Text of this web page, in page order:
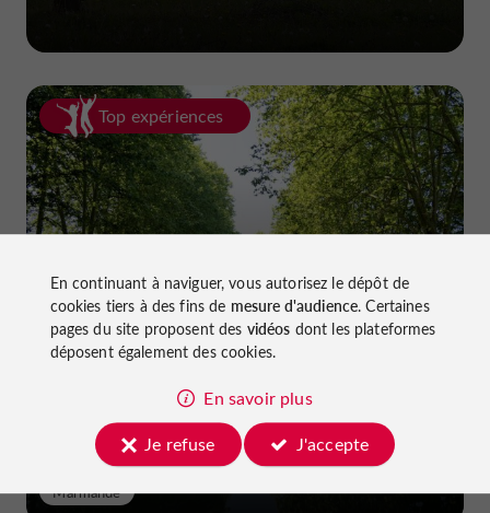
Top expériences
Faire du vélo dans le Lot-et-Garonne :
pistes cyclables et voies vertes !
Marmande
En continuant à naviguer, vous autorisez le dépôt de
cookies tiers à des fins de mesure d'audience. Certaines
pages du site proposent des vidéos dont les plateformes
déposent également des cookies.
En savoir plus
Je refuse
J'accepte